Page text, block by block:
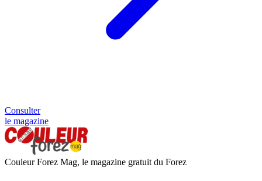
Consulter
le magazine
Couleur Forez Mag, le magazine gratuit du Forez